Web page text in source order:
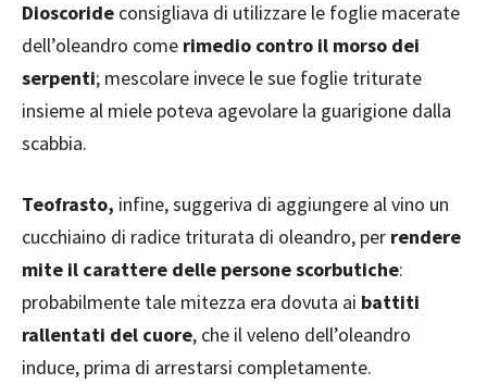
Dioscoride consigliava di utilizzare le foglie macerate
dell’oleandro come rimedio contro il morso dei
serpenti; mescolare invece le sue foglie triturate
insieme al miele poteva agevolare la guarigione dalla
scabbia.
Teofrasto, infine, suggeriva di aggiungere al vino un
cucchiaino di radice triturata di oleandro, per rendere
mite il carattere delle persone scorbutiche:
probabilmente tale mitezza era dovuta ai battiti
rallentati del cuore, che il veleno dell’oleandro
induce, prima di arrestarsi completamente.